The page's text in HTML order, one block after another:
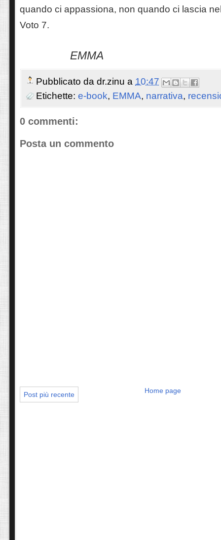
quando ci appassiona, non quando ci lascia
Voto 7.
EMMA
Pubblicato da dr.zinu a 10:47
Etichette: e-book, EMMA, narrativa,
0 commenti:
Posta un commento
Post più recente Home page